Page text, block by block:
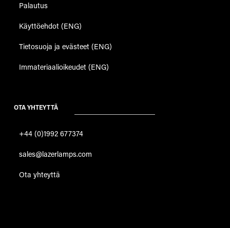
Palautus
Käyttöehdot (ENG)
Tietosuoja ja evästeet (ENG)
Immateriaalioikeudet (ENG)
OTA YHTEYTTÄ
+44 (0)1992 677374
sales@lazerlamps.com
Ota yhteyttä